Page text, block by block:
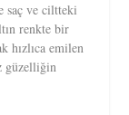
saç ve ciltteki
renkte bir
hızlıca emilen
güzelliğin